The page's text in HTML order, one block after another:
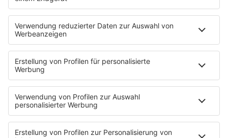
Putzfimmel
Deutschpop
Deutsche Liebeslieder
PODCASTS
Mit den Waffeln einer Frau
Frühstück bei Barbara
Brave & One
NotAufnahme
"Bewerbung und Karriere"
Aber bitte mit Schlager